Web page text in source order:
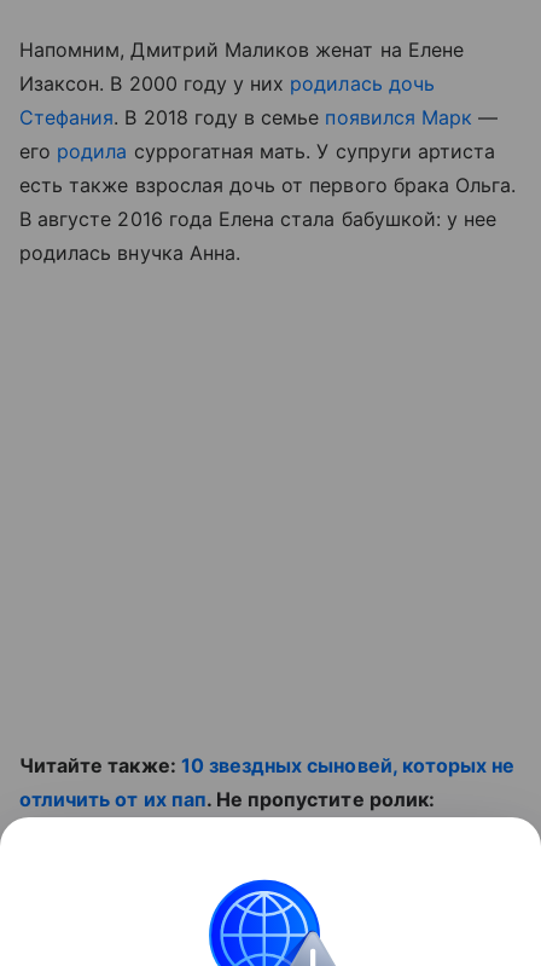
Напомним, Дмитрий Маликов женат на Елене
Изаксон. В 2000 году у них родилась дочь
Стефания. В 2018 году в семье появился Марк —
его родила суррогатная мать. У супруги артиста
есть также взрослая дочь от первого брака Ольга.
В августе 2016 года Елена стала бабушкой: у нее
родилась внучка Анна.
Читайте также: 10 звездных сыновей, которых не
отличить от их пап. Не пропустите ролик: